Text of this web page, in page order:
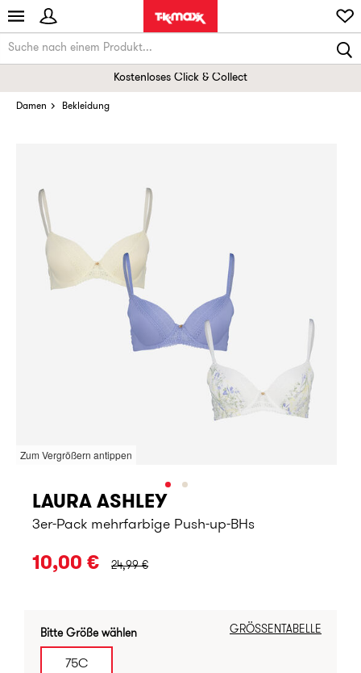
Kostenloses Click & Collect
Damen Bekleidung
Zum Vergrößern antippen
LAURA ASHLEY
3er-Pack mehrfarbige Push-up-BHs
10,00 € URSPRÜNGLICHER PREIS:
24,99 €
GRÖSSENTABELLE
Bitte Größe wählen
75C